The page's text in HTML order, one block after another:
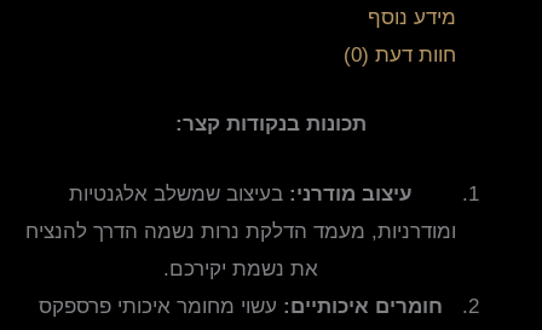
מידע נוסף
חוות דעת (0)
תכונות בנקודות קצר:
עיצוב מודרני: בעיצוב שמשלב אלגנטיות
ומודרניות, מעמד הדלקת נרות נשמה הדרך להנציח
את נשמת יקירכם.
חומרים איכותיים: עשוי מחומר איכותי פרספקס